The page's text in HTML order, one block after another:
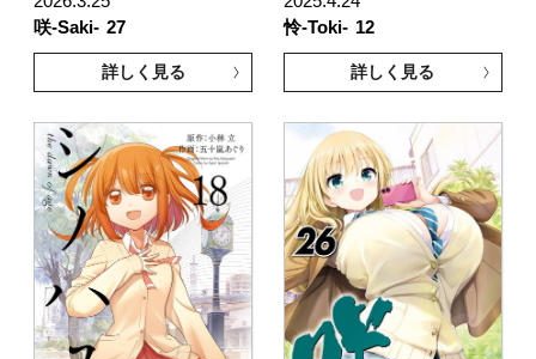
咲-Saki- 27
詳しく見る
怜-Toki- 12
詳しく見る